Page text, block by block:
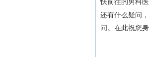
快前往的男科
还有什么疑问
问。在此祝您